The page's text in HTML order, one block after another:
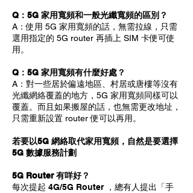
Q：5G 家用寬頻和一般光纖寬頻的區別？
A：使用 5G 家用寬頻的話，無需拉線，只需
選用指定的 5G router 再插上 SIM 卡便可使
用。
Q：5G 家用寬頻有什麼好處？
A：對一些居於偏遠地區、村居或唐樓等沒有
光纖網絡覆蓋的地方，5G 家用寬頻同樣可以
覆蓋。而且如果搬屋的話，也無需更改地址，
只需重新設置 router 便可以再用。
若要以5G 網絡取代家用寬頻，自然是要選擇
5G 數據服務計劃
5G Router 有咩好？
每次提起 4G/5G Router ，總有人提出「手